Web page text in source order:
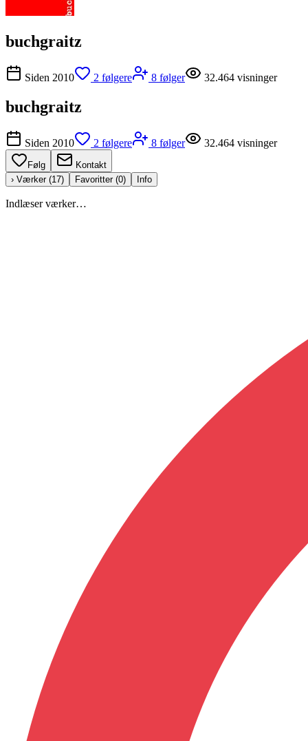
buchgraitz
Siden 2010 2 følgere 8 følger 32.464 visninger
buchgraitz
Siden 2010 2 følgere 8 følger 32.464 visninger
Følg
Kontakt
› Værker (17) Favoritter (0) Info
Indlæser værker…